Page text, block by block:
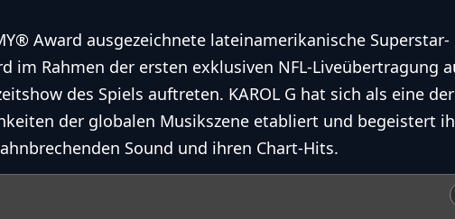
Award ausgezeichnete lateinamerikanische Superstar-
im Rahmen der ersten exklusiven NFL-Liveübertragung
des Spiels auftreten. KAROL G hat sich als eine der
der globalen Musikszene etabliert und begeistert
Sound und ihren Chart-Hits.